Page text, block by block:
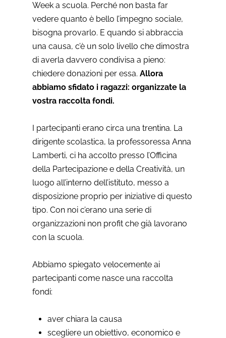
Week a scuola. Perché non basta far
vedere quanto è bello l’impegno sociale,
bisogna provarlo. E quando si abbraccia
una causa, c’è un solo livello che dimostra
di averla davvero condivisa a pieno:
chiedere donazioni per essa. Allora
abbiamo sfidato i ragazzi: organizzate la
vostra raccolta fondi.
I partecipanti erano circa una trentina. La
dirigente scolastica, la professoressa Anna
Lamberti, ci ha accolto presso l’Officina
della Partecipazione e della Creatività, un
luogo all’interno dell’istituto, messo a
disposizione proprio per iniziative di questo
tipo. Con noi c’erano una serie di
organizzazioni non profit che già lavorano
con la scuola.
Abbiamo spiegato velocemente ai
partecipanti come nasce una raccolta
fondi:
aver chiara la causa
scegliere un obiettivo, economico e